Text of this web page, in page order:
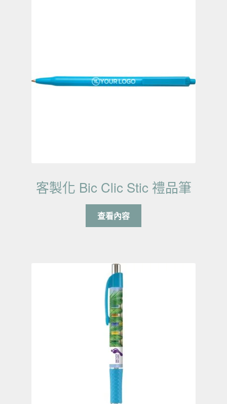
客製化 Bic Clic Stic 禮品筆
查看內容